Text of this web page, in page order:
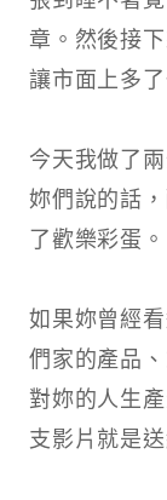
章。然後接
讓市面上多
今天我做了
妳們說的話
了歡樂彩蛋。​
如果妳曾經
們家的產品
對妳的人生
支影片就是